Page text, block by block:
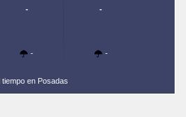
-
-
-
-
tiempo en Posadas